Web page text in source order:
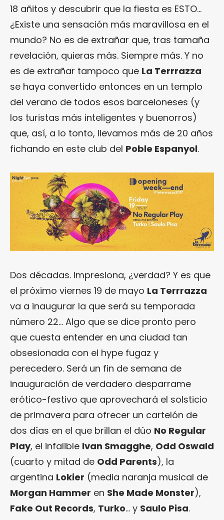
18 añitos y descubrir que la fiesta es ESTO…
¿Existe una sensación más maravillosa en el
mundo? No es de extrañar que, tras tamaña
revelación, quieras más. Siempre más. Y no
es de extrañar tampoco que La Terrrazza
se haya convertido entonces en un templo
del verano de todos esos barceloneses (y
los turistas más inteligentes y buenorros)
que, así, a lo tonto, llevamos más de 20 años
fichando en este club del Poble Espanyol.
Dos décadas. Impresiona, ¿verdad? Y es que
el próximo viernes 19 de mayo La Terrrazza
va a inaugurar la que será su temporada
número 22… Algo que se dice pronto pero
que cuesta entender en una ciudad tan
obsesionada con el hype fugaz y
perecedero. Será un fin de semana de
inauguración de verdadero desparrame
erótico-festivo que aprovechará el solsticio
de primavera para ofrecer un cartelón de
dos días en el que brillan el dúo No Regular
Play, el infalible Ivan Smagghe, Odd Oswald
(cuarto y mitad de Odd Parents), la
argentina Lokier (media naranja musical de
Morgan Hammer en She Made Monster),
Fake Out Records, Turko… y Saulo Pisa.